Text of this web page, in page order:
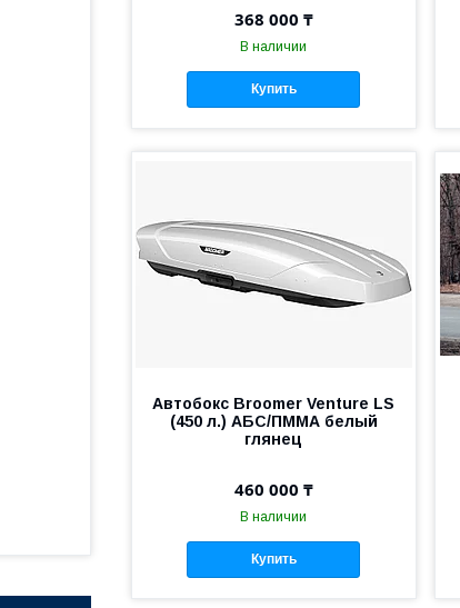
368 000 ₸
В наличии
Купить
Автобокс Broomer Venture LS
(450 л.) АБС/ПММА белый
глянец
460 000 ₸
В наличии
Купить